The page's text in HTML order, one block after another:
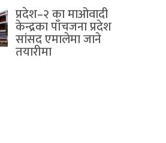
प्रदेश–२ का माओवादी
केन्द्रका पाँचजना प्रदेश
सांसद एमालेमा जाने
तयारीमा